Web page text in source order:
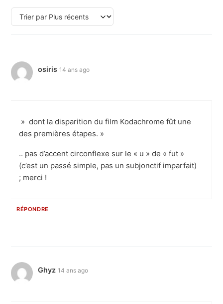
osiris 14 ans ago
» dont la disparition du film Kodachrome fût une
des premières étapes. »
.. pas d’accent circonflexe sur le « u » de « fut »
(c’est un passé simple, pas un subjonctif imparfait)
; merci !
RÉPONDRE
Ghyz 14 ans ago